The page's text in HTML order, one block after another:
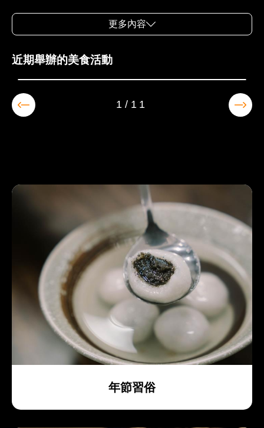
民以食為天的臺灣，幾乎是三步一小吃店，五步一
片、青椒炒牛肉、干貝蘿蔔球……，到南方口味的
樟茶鴨、鹽焗雞、蜜汁火腿、爆炒蝦仁、乾燒茄
子、麻婆豆腐……，可說是應有盡有。近年來由於
工商業的發展快速，臺灣吃的文化除了傳統的中式
灣出現，美國的漢堡、義大利的披薩、日本的生魚
片、德國的豬腳、瑞士的乳酪等等，包羅萬象，讓
臺灣著實成為饕家的天堂。而臺灣獨有的本土料
理，風靡全球，嚐味一次，必將永生難忘。
更多內容
近期舉辦的美食活動
2026縱谷原遊會 部落食樂園
1/11
年節習俗